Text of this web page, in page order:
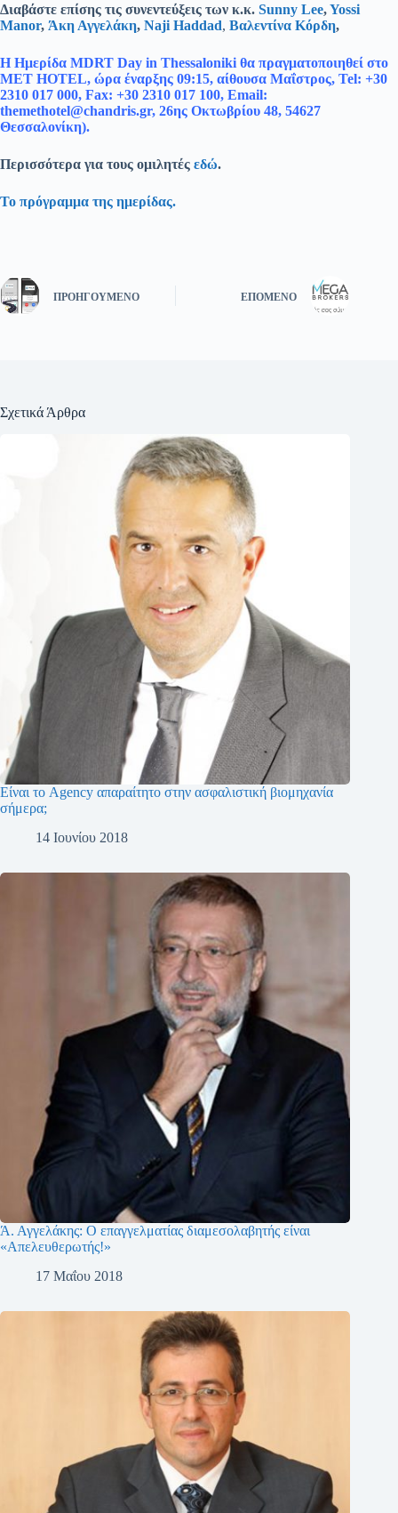
Διαβάστε επίσης τις συνεντεύξεις των κ.κ. Sunny Lee,Yossi
Manor, Άκη Αγγελάκη, Naji Haddad, Βαλεντίνα Κόρδη,
Η Ημερίδα MDRT Day in Thessaloniki θα πραγματοποιηθεί στο
MET HOTEL, ώρα έναρξης 09:15, αίθουσα Μαΐστρος, Tel: +30
2310 017 000, Fax: +30 2310 017 100, Email:
themethotel@chandris.gr, 26ης Οκτωβρίου 48, 54627
Θεσσαλονίκη).
Περισσότερα για τους ομιλητές εδώ.
Το πρόγραμμα της ημερίδας.
ΠΡΟΗΓΟΎΜΕΝΟ ΕΠΌΜΕΝΟ
Σχετικά Άρθρα
Είναι το Agency απαραίτητο στην ασφαλιστική βιομηχανία
σήμερα;
14 Ιουνίου 2018
Ά. Αγγελάκης: Ο επαγγελματίας διαμεσολαβητής είναι
«Απελευθερωτής!»
17 Μαΐου 2018